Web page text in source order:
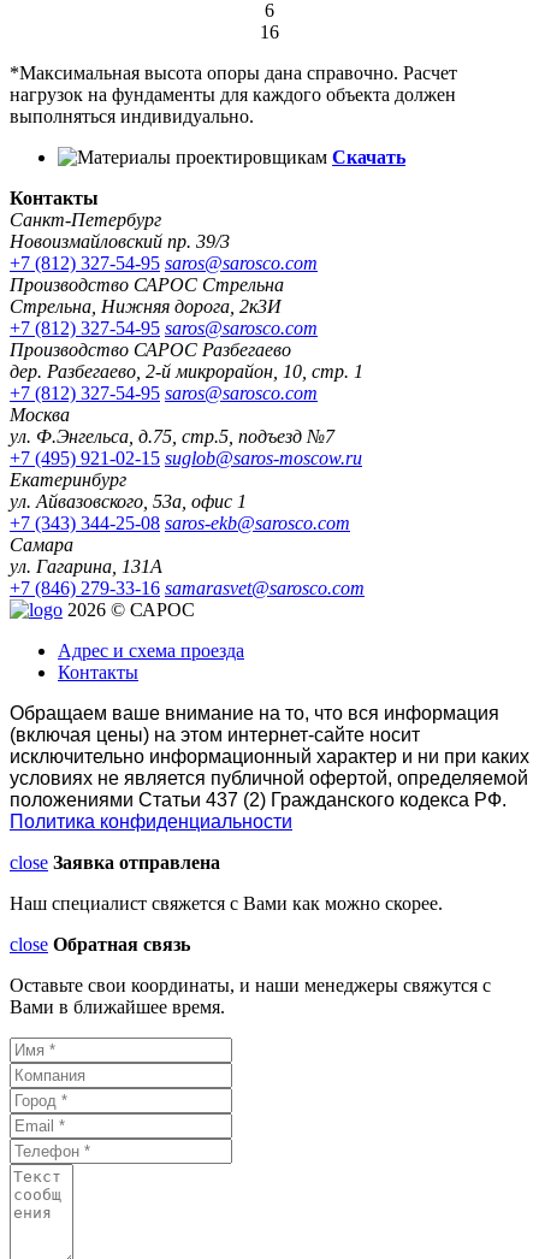
6
16
*Максимальная высота опоры дана справочно. Расчет
нагрузок на фундаменты для каждого объекта должен
выполняться индивидуально.
Скачать
Контакты
Санкт-Петербург
Новоизмайловский пр. 39/3
+7 (812) 327-54-95 saros@sarosco.com
Производство САРОС Стрельна
Стрельна, Нижняя дорога, 2к3И
+7 (812) 327-54-95 saros@sarosco.com
Производство САРОС Разбегаево
дер. Разбегаево, 2-й микрорайон, 10, стр. 1
+7 (812) 327-54-95 saros@sarosco.com
Москва
ул. Ф.Энгельса, д.75, стр.5, подъезд №7
+7 (495) 921-02-15 suglob@saros-moscow.ru
Екатеринбург
ул. Айвазовского, 53а, офис 1
+7 (343) 344-25-08 saros-ekb@sarosco.com
Самара
ул. Гагарина, 131А
+7 (846) 279-33-16 samarasvet@sarosco.com
2026 © САРОС
Адрес и схема проезда
Контакты
Обращаем ваше внимание на то, что вся информация
(включая цены) на этом интернет-сайте носит
исключительно информационный характер и ни при каких
условиях не является публичной офертой, определяемой
положениями Статьи 437 (2) Гражданского кодекса РФ.
Политика конфиденциальности
close Заявка отправлена
Наш специалист свяжется с Вами как можно скорее.
close Обратная связь
Оставьте свои координаты, и наши менеджеры свяжутся с
Вами в ближайшее время.